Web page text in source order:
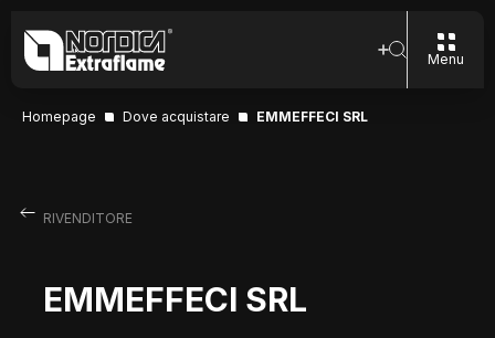
Menu
Homepage Dove acquistare EMMEFFECI SRL
RIVENDITORE
EMMEFFECI SRL